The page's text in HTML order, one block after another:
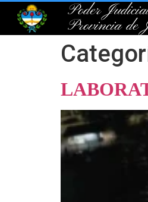
Poder
Provincia de